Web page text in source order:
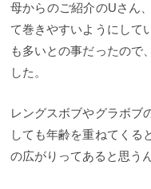
母からのご紹介のUさん
て巻きやすいようにして
も多いとの事だったので
した。
レングスボブやグラボブ
しても年齢を重ねてくる
の広がりってあると思う